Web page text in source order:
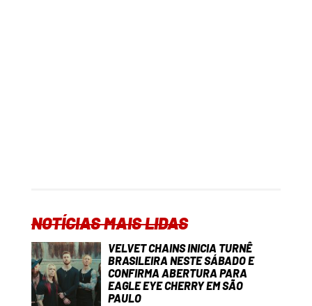
NOTÍCIAS MAIS LIDAS
VELVET CHAINS INICIA TURNÊ
BRASILEIRA NESTE SÁBADO E
CONFIRMA ABERTURA PARA
EAGLE EYE CHERRY EM SÃO
PAULO